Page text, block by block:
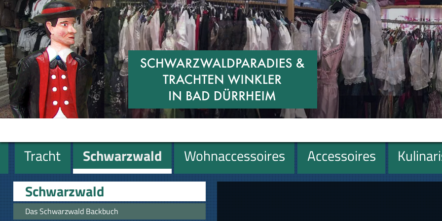
Tracht Schwarzwald Wohnaccessoires Accessoires
Miniaturen
Geschenke
Schwarzwald
Das Schwarzwald Backbuch